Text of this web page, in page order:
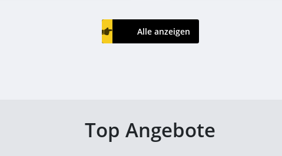
 Alle anzeigen
Top Angebote